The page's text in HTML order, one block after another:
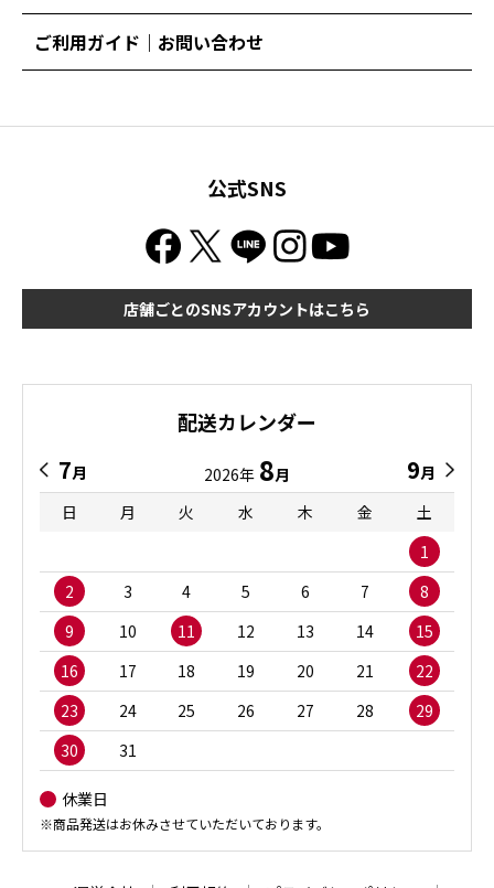
ご利用ガイド｜お問い合わせ
公式SNS
店舗ごとのSNSアカウントはこちら
配送カレンダー
7月 2026年 8月 9月
日
月 火 水 木 金
土
1
2
3 4 5 6 7
8
9
10 11 12 13 14
15
16
17 18 19 20 21
22
23
24 25 26 27 28
29
30
31
休業日
※商品発送はお休みさせていただいております。